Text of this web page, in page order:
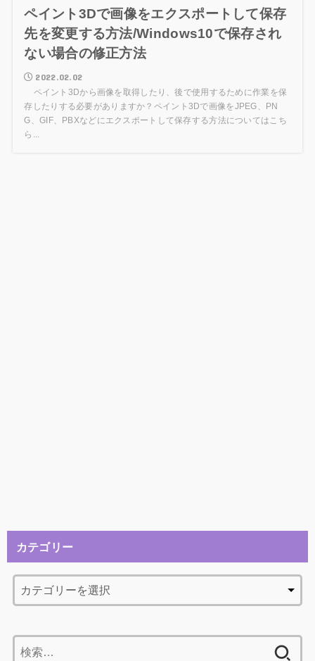
ペイント3Dで画像をエクスポートして保存
先を変更する方法/Windows10で保存され
ない場合の修正方法
2022.02.02
ペイント3Dから画像を取得したり、後で使用するために作業を保
存したりする必要がありますか？ペイント3Dで画像をJPEG、PN
G、GIF、PBXなどにエクスポートして保存する方法についてはこち
ら...
カテゴリー